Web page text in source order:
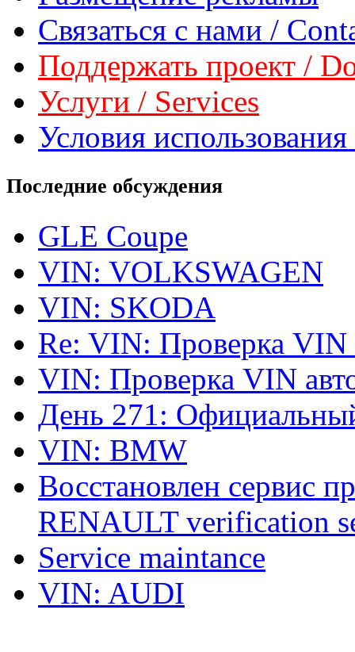
Связаться с нами /
Поддержать проект /
Услуги / Services
Условия
Последние обсуждения
GLE Coupe
VIN: VOLKSWAGEN
VIN: SKODA
Re: VIN: Проверка VIN
VIN: Проверка VIN
День 271:
VIN: BMW
Восстановлен сервис
RENAULT verification
Service maintance
VIN: AUDI